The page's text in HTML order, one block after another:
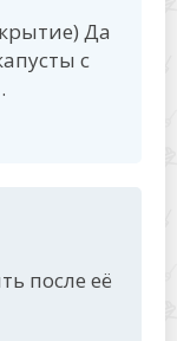
Да
с
после её